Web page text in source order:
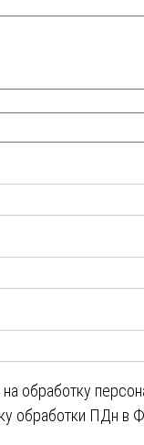
на обработку
обработки ПДн в